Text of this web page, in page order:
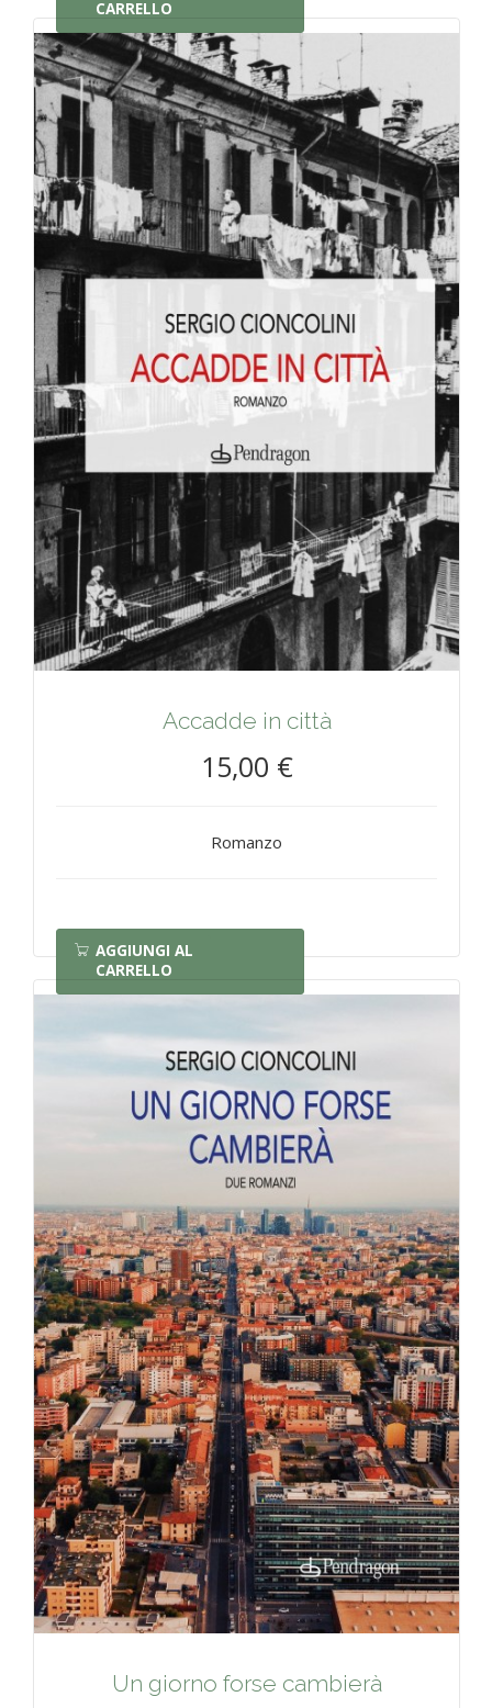
CARRELLO
Accadde in città
15,00 €
Romanzo
AGGIUNGI AL
CARRELLO
Un giorno forse cambierà